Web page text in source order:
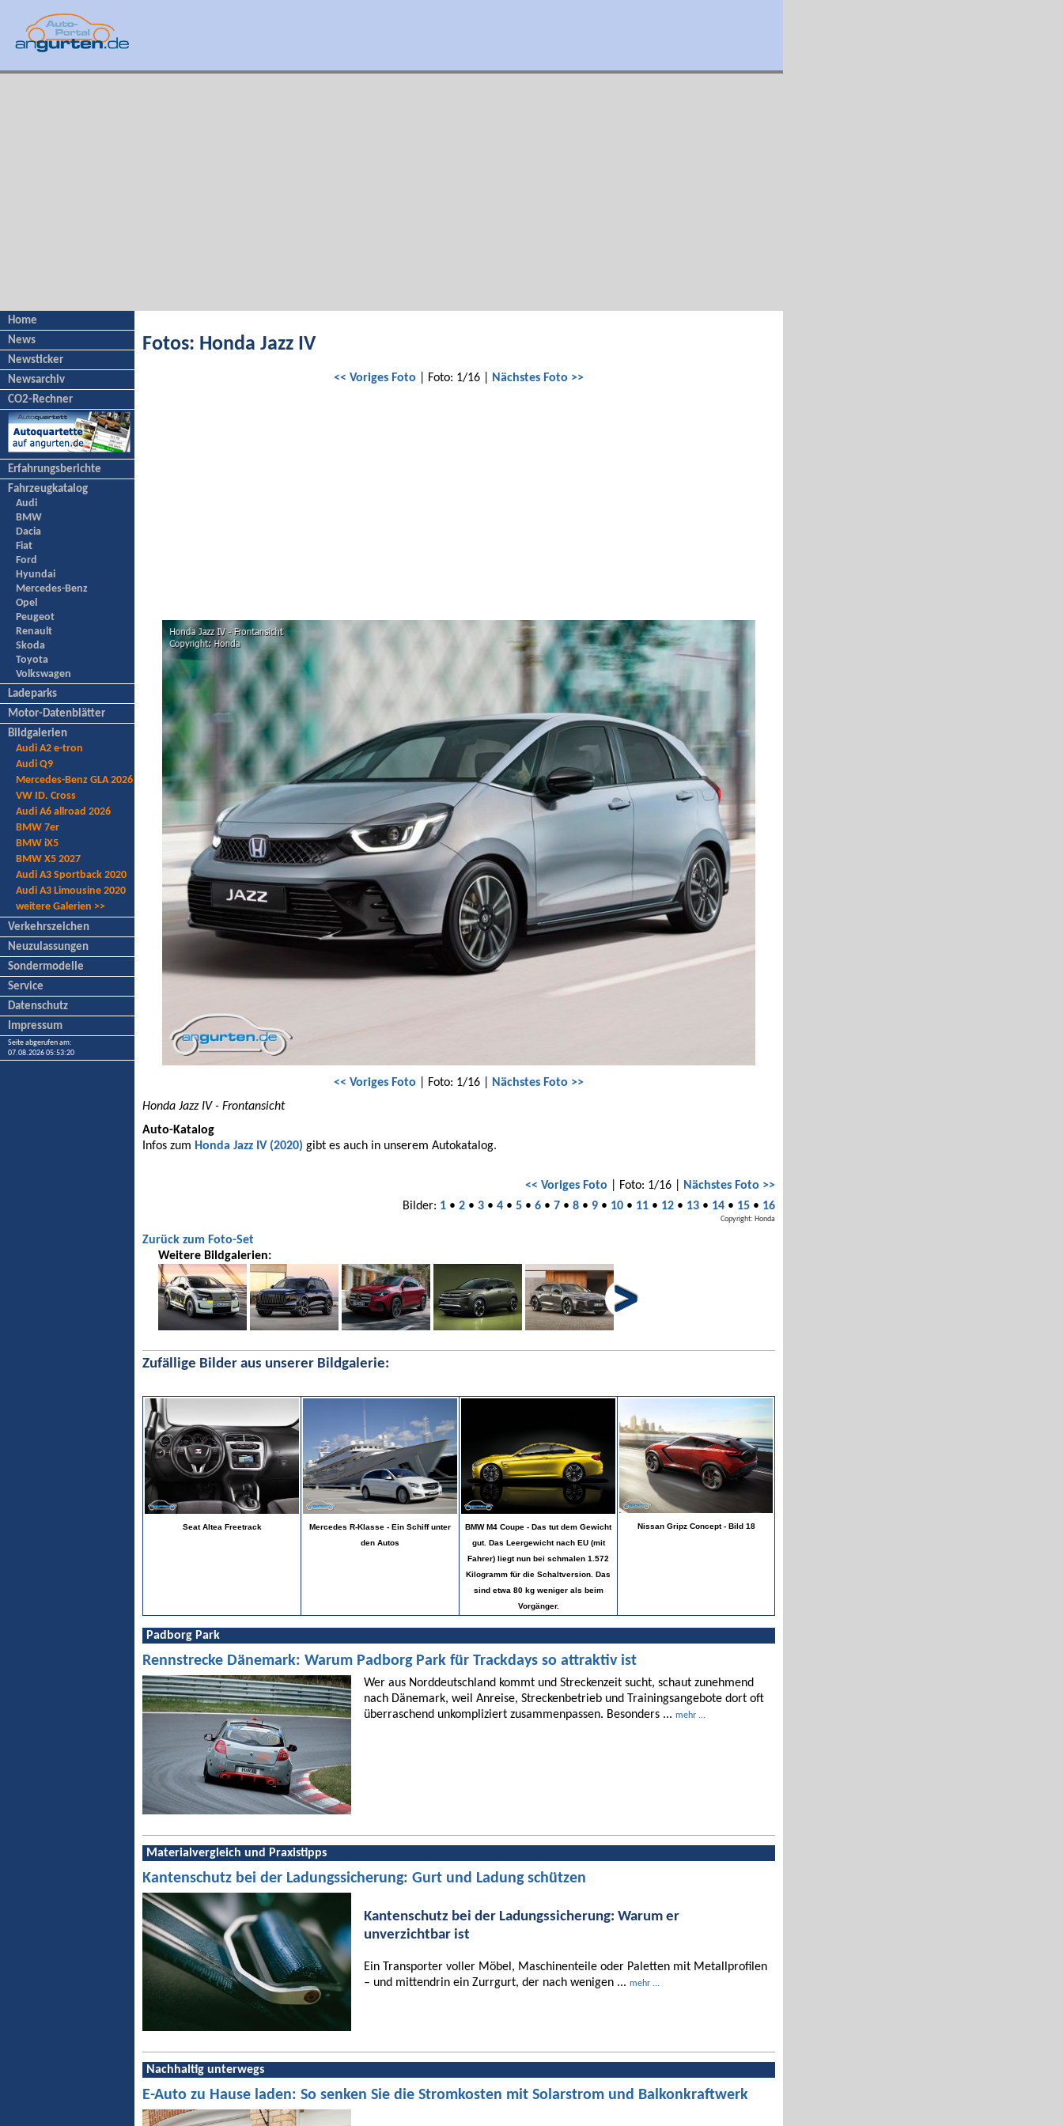
Home
News
Newsticker
Newsarchiv
CO2-Rechner
Erfahrungsberichte
Fahrzeugkatalog
Audi
BMW
Dacia
Fiat
Ford
Hyundai
Mercedes-Benz
Opel
Peugeot
Renault
Skoda
Toyota
Volkswagen
Ladeparks
Motor-Datenblätter
Bildgalerien
Audi A2 e-tron
Audi Q9
Mercedes-Benz GLA 2026
VW ID. Cross
Audi A6 allroad 2026
BMW 7er
BMW iX5
BMW X5 2027
Audi A3 Sportback 2020
Audi A3 Limousine 2020
weitere Galerien >>
Verkehrszeichen
Neuzulassungen
Sondermodelle
Service
Datenschutz
Impressum
Seite abgerufen am:
07.08.2026 05:53:20
Fotos: Honda Jazz IV
<< Voriges Foto | Foto: 1/16 | Nächstes Foto >>
<< Voriges Foto | Foto: 1/16 |
Nächstes Foto >>
Honda Jazz IV - Frontansicht
Auto-Katalog
Infos zum Honda Jazz IV (2020) gibt es auch in unserem Autokatalog.
<< Voriges Foto | Foto: 1/16 |
Nächstes Foto >>
Bilder: 1 • 2 • 3 • 4 • 5 • 6 • 7 • 8 • 9 • 10 • 11 • 12 • 13 • 14 • 15 • 16
Copyright: Honda
Zurück zum Foto-Set
Weitere Bildgalerien:
Zufällige Bilder aus unserer Bildgalerie:
Seat Altea Freetrack
Mercedes R-Klasse - Ein Schiff unter
den Autos
BMW M4 Coupe - Das tut dem Gewicht
gut. Das Leergewicht nach EU (mit
Fahrer) liegt nun bei schmalen 1.572
Kilogramm für die Schaltversion. Das
sind etwa 80 kg weniger als beim
Vorgänger.
Nissan Gripz Concept - Bild 18
Padborg Park
Rennstrecke Dänemark: Warum Padborg Park für Trackdays so attraktiv ist
Wer aus Norddeutschland kommt und Streckenzeit sucht, schaut zunehmend
nach Dänemark, weil Anreise, Streckenbetrieb und Trainingsangebote dort oft
überraschend unkompliziert zusammenpassen. Besonders ... mehr ...
Materialvergleich und Praxistipps
Kantenschutz bei der Ladungssicherung: Gurt und Ladung schützen
Kantenschutz bei der Ladungssicherung: Warum er
unverzichtbar ist
Ein Transporter voller Möbel, Maschinenteile oder Paletten mit Metallprofilen
– und mittendrin ein Zurrgurt, der nach wenigen ... mehr ...
Nachhaltig unterwegs
E-Auto zu Hause laden: So senken Sie die Stromkosten mit Solarstrom und Balkonkraftwerk